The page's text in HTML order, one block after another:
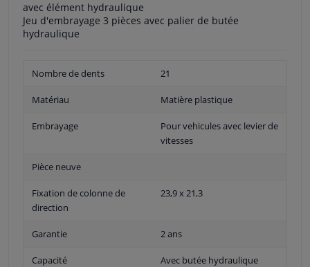
avec élément hydraulique
Jeu d'embrayage 3 pièces avec palier de butée
hydraulique
Nombre de dents 21
Matériau Matière plastique
Embrayage
Pour vehicules avec levier de
vitesses
Pièce neuve
Fixation de colonne de
direction
23,9 x 21,3
Garantie 2 ans
Capacité Avec butée hydraulique